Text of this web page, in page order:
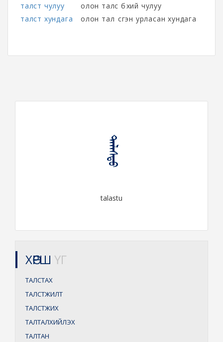
талст чулуу
олон талс бүхий чулуу
талст хундага
олон тал үүсгэн урласан хундага
ᠲᠠᠯᠠᠰᠲᠤ
talastu
ХӨРШ ҮГ
ТАЛСТАХ
ТАЛСТЖИЛТ
ТАЛСТЖИХ
ТАЛТАЛХИЙЛЭХ
ТАЛТАН